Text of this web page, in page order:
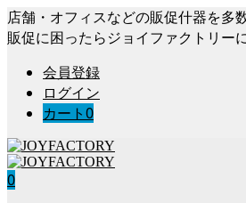
店舗・オフィスなどの販促什器を多
販促に困ったらジョイファクトリー
会員登録
ログイン
カート0
0